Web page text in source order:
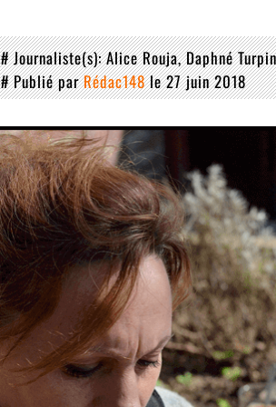
# Journaliste(s) Alice Rouja Daphné
# Publié parRédac148le 27 juin 2018